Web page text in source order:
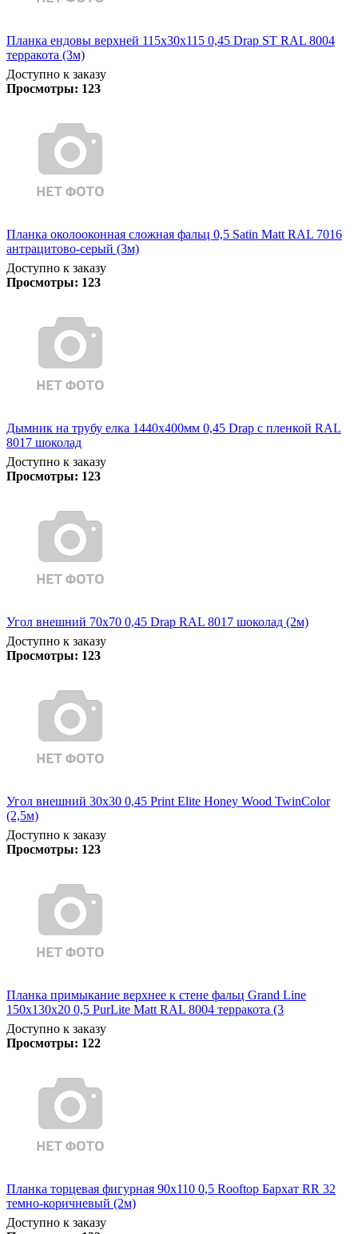
Планка ендовы верхней 115х30х115 0,45 Drap ST RAL 8004
терракота (3м)
Доступно к заказу
Просмотры: 123
Планка околооконная сложная фальц 0,5 Satin Matt RAL 7016
антрацитово-серый (3м)
Доступно к заказу
Просмотры: 123
Дымник на трубу елка 1440х400мм 0,45 Drap с пленкой RAL
8017 шоколад
Доступно к заказу
Просмотры: 123
Угол внешний 70х70 0,45 Drap RAL 8017 шоколад (2м)
Доступно к заказу
Просмотры: 123
Угол внешний 30х30 0,45 Print Elite Honey Wood TwinColor
(2,5м)
Доступно к заказу
Просмотры: 123
Планка примыкание верхнее к стене фальц Grand Line
150х130х20 0,5 PurLite Matt RAL 8004 терракота (3
Доступно к заказу
Просмотры: 122
Планка торцевая фигурная 90х110 0,5 Rooftop Бархат RR 32
темно-коричневый (2м)
Доступно к заказу